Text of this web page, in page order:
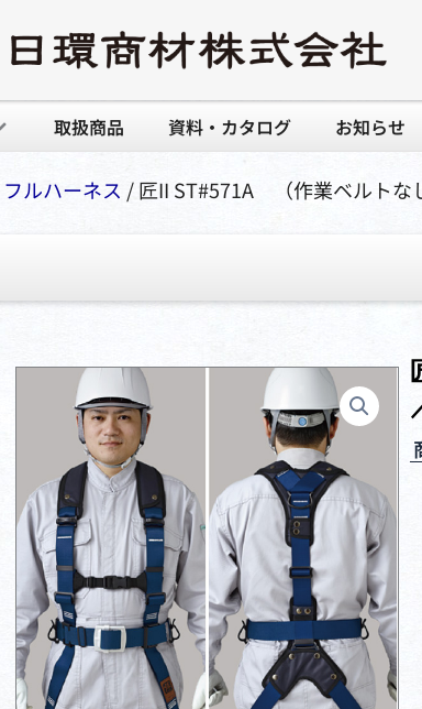
取扱商品 資料・カタログ お知らせ
フルハーネス / 匠II ST#571A （作業ベルトな